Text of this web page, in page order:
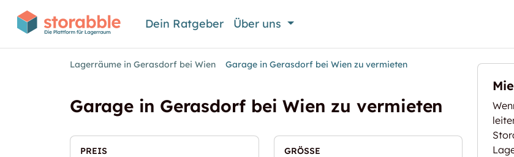
Dein Ratgeber Über uns
Lagerräume in Gerasdorf bei Wien Garage in Gerasdorf bei Wien zu vermieten
Garage in Gerasdorf bei Wien zu vermieten
PREIS GRÖSSE